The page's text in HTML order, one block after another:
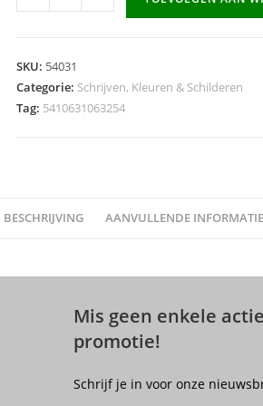
Permanente
extra
fijne
zwart
SKU: 54031
Categorie: Schrijven, Kleuren & Schilderen
Tag: 5410631063254
BESCHRIJVING AANVULLENDE INFORMATIE
Mis geen enkele
promotie!
Schrijf je in voor onze